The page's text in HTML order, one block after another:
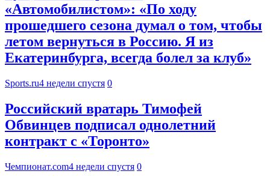
«Автомобилистом»: «По ходу
прошедшего сезона думал о том, чтобы
летом вернуться в Россию. Я из
Екатеринбурга, всегда болел за клуб»
Sports.ru4 недели спустя 0
Российский вратарь Тимофей
Обвинцев подписал однолетний
контракт с «Торонто»
Чемпионат.com4 недели спустя 0